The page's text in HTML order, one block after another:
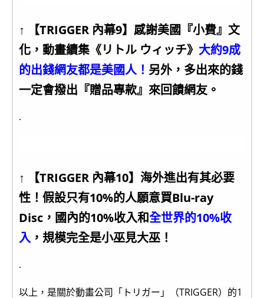
↑ 【TRIGGER 內幕9】感謝美國『小費』文
化，動畫續集《リトル ウィッチ》 大約9成
的出錢網友都是美國人！ 另外，多出來的錢
一定會撥出『贈品專款』來回饋網友。
.
↑ 【TRIGGER 內幕10】海外進出有其必要
性！假設只有10%的人願意買Blu-ray
Disc，國內的10%收入和全世界的10%收
入，規模完全是小巫見大巫！
.
以上，是關於動畫公司「トリガー」（TRIGGER）的1